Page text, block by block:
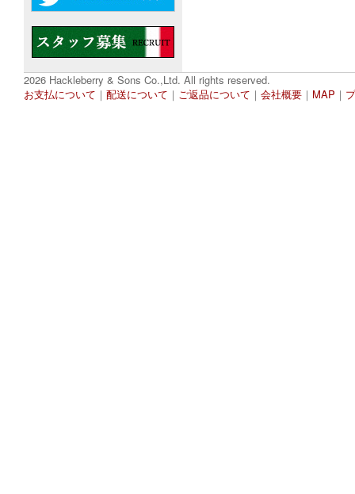
2026 Hackleberry & Sons Co.,Ltd. All rights reserved.
お支払について ｜ 配送について ｜ ご返品について ｜ 会社概要 ｜ MAP ｜